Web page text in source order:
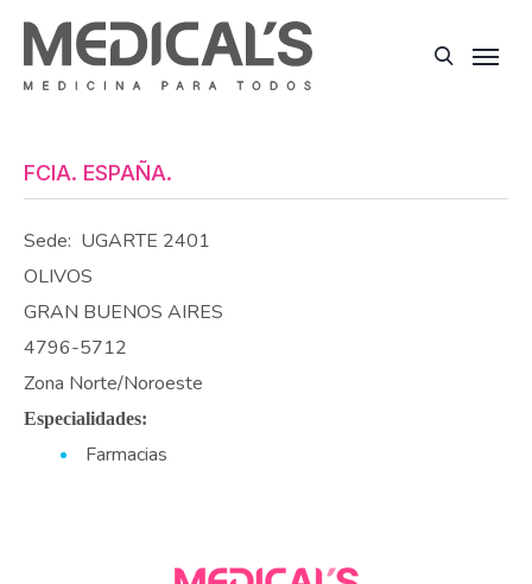
FCIA. ESPAÑA.
Sede: UGARTE 2401
OLIVOS
GRAN BUENOS AIRES
4796-5712
Zona Norte/Noroeste
Especialidades:
Farmacias